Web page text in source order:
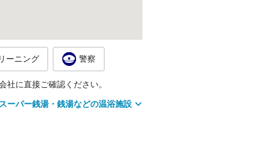
ーニング 警察
に直接ご確認ください。
ーパー銭湯・銭湯などの温浴施設